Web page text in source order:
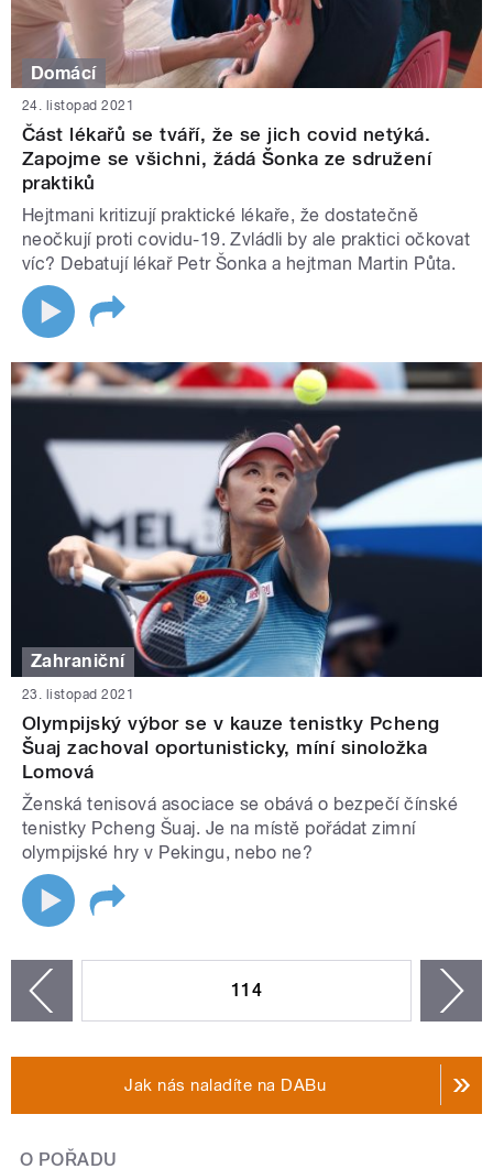
Domácí
24. listopad 2021
Část lékařů se tváří, že se jich covid netýká.
Zapojme se všichni, žádá Šonka ze sdružení
praktiků
Hejtmani kritizují praktické lékaře, že dostatečně
neočkují proti covidu-19. Zvládli by ale praktici očkovat
víc? Debatují lékař Petr Šonka a hejtman Martin Půta.
Zahraniční
23. listopad 2021
Olympijský výbor se v kauze tenistky Pcheng
Šuaj zachoval oportunisticky, míní sinoložka
Lomová
Ženská tenisová asociace se obává o bezpečí čínské
tenistky Pcheng Šuaj. Je na místě pořádat zimní
olympijské hry v Pekingu, nebo ne?
114
Jak nás naladíte na DABu
O POŘADU